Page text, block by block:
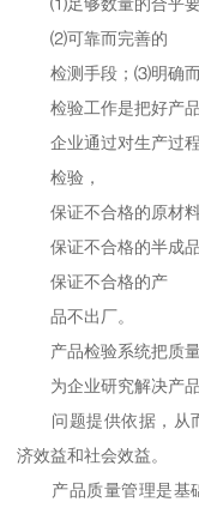
⑴足够数量的合乎要
⑵可靠而完善的
检测手段；⑶明确而
检验工作是把好产品
企业通过对生产过程
检验，
保证不合格的原材料
保证不合格的半成品
保证不合格的产
品不出厂。
产品检验系统把质量
为企业研究解决产
问题提供依据，从而
济效益和社会效益。
产品质量管理是基础